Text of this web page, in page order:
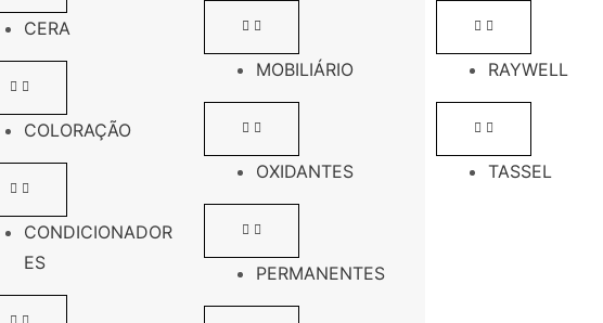
CERA
COLORAÇÃO
CONDICIONADOR
ES
MOBILIÁRIO
OXIDANTES
PERMANENTES
RAYWELL
TASSEL